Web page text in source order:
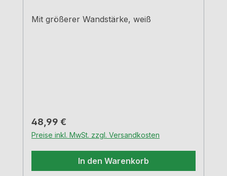
Mit größerer Wandstärke, weiß
Regulärer Preis:
48,99 €
Preise inkl. MwSt. zzgl. Versandkosten
In den Warenkorb